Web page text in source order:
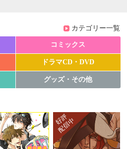
カテゴリー一覧
コミックス
ドラマCD・DVD
グッズ・その他